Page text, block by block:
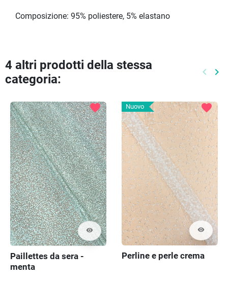
Composizione: 95% poliestere, 5% elastano
4 altri prodotti della stessa
categoria:
keyboard_arrow_left keyboard_arrow_right
visibility
favorite
Paillettes da sera -
menta
Nuovo
visibility
favorite
Perline e perle crema